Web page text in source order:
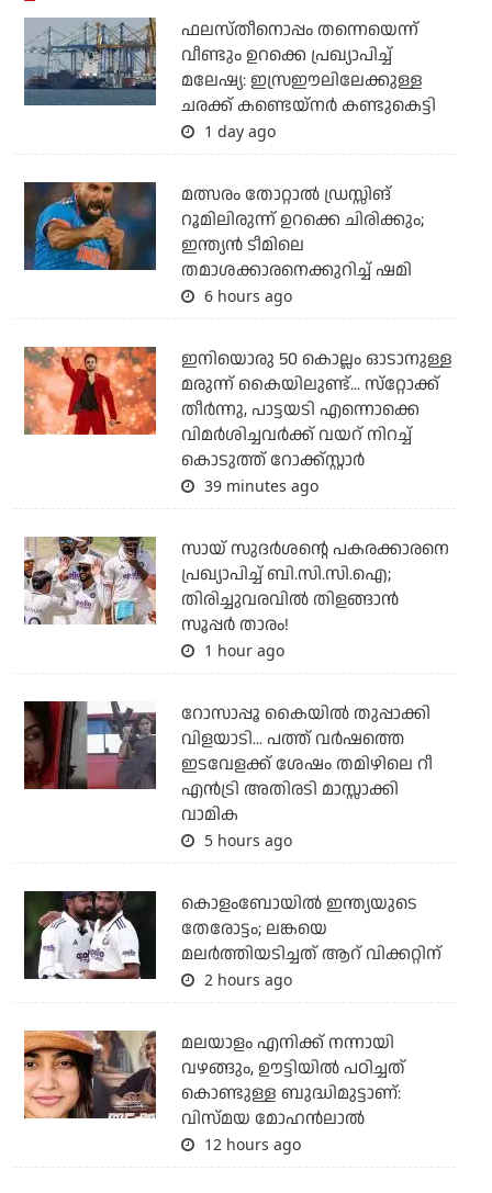
ഫലസ്തീനൊപ്പം തന്നെയെന്ന്
വീണ്ടും ഉറക്കെ പ്രഖ്യാപിച്ച്
മലേഷ്യ: ഇസ്രഈലിലേക്കുള്ള
ചരക്ക് കണ്ടെയ്‌നര്‍ കണ്ടുകെട്ടി
1 day ago
മത്സരം തോറ്റാല്‍ ഡ്രസ്സിങ്
റൂമിലിരുന്ന് ഉറക്കെ ചിരിക്കും;
ഇന്ത്യന്‍ ടീമിലെ
തമാശക്കാരനെക്കുറിച്ച് ഷമി
6 hours ago
ഇനിയൊരു 50 കൊല്ലം ഓടാനുള്ള
മരുന്ന് കൈയിലുണ്ട്... സ്‌റ്റോക്ക്
തീര്‍ന്നു, പാട്ടയടി എന്നൊക്കെ
വിമര്‍ശിച്ചവര്‍ക്ക് വയറ് നിറച്ച്
കൊടുത്ത് റോക്ക്‌സ്റ്റാര്‍
39 minutes ago
സായ് സുദര്‍ശന്റെ പകരക്കാരനെ
പ്രഖ്യാപിച്ച് ബി.സി.സി.ഐ;
തിരിച്ചുവരവില്‍ തിളങ്ങാന്‍
സൂപ്പര്‍ താരം!
1 hour ago
റോസാപ്പൂ കൈയില്‍ തുപ്പാക്കി
വിളയാടി... പത്ത് വര്‍ഷത്തെ
ഇടവേളക്ക് ശേഷം തമിഴിലെ റീ
എന്‍ട്രി അതിരടി മാസ്സാക്കി
വാമിക
5 hours ago
കൊളംബോയില്‍ ഇന്ത്യയുടെ
തേരോട്ടം; ലങ്കയെ
മലര്‍ത്തിയടിച്ചത് ആറ് വിക്കറ്റിന്
2 hours ago
മലയാളം എനിക്ക് നന്നായി
വഴങ്ങും, ഊട്ടിയില്‍ പഠിച്ചത്
കൊണ്ടുള്ള ബുദ്ധിമുട്ടാണ്:
വിസ്മയ മോഹന്‍ലാല്‍
12 hours ago